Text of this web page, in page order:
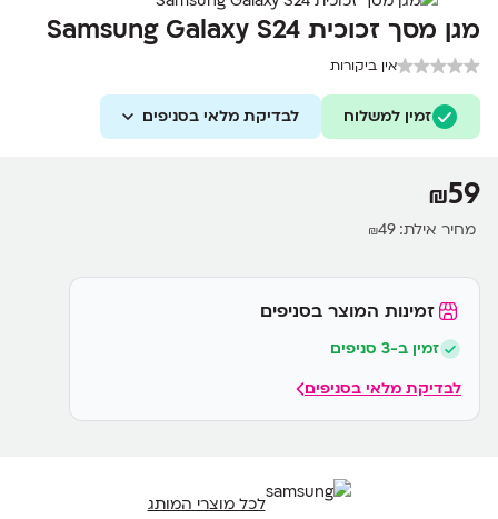
מגן מסך זכוכית Samsung Galaxy S24
אין ביקורות
זמין למשלוח לבדיקת מלאי בסניפים
₪59
מחיר אילת: ₪49
זמינות המוצר בסניפים
זמין ב-3 סניפים
לבדיקת מלאי בסניפים
לכל מוצרי המותג